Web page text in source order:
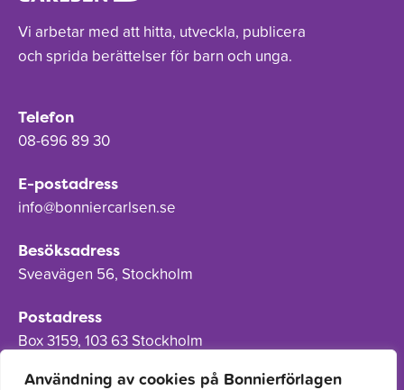
Användning av cookies på Bonnierförlagen
Vi arbetar med att hitta, utveckla, publicera
och sprida berättelser för barn och unga.
Telefon
08-696 89 30
E-postadress
info@bonniercarlsen.se
Besöksadress
Sveavägen 56, Stockholm
Postadress
Box 3159, 103 63 Stockholm